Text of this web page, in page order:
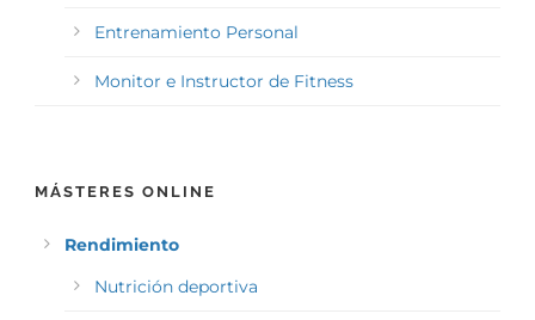
Entrenamiento Personal
Monitor e Instructor de Fitness
MÁSTERES ONLINE
Rendimiento
Nutrición deportiva